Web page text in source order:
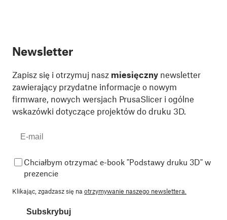
Newsletter
Zapisz się i otrzymuj nasz miesięczny newsletter
zawierający przydatne informacje o nowym
firmware, nowych wersjach PrusaSlicer i ogólne
wskazówki dotyczące projektów do druku 3D.
Chciałbym otrzymać e-book "Podstawy druku 3D" w
prezencie
Klikając, zgadzasz się na otrzymywanie naszego newslettera.
Subskrybuj